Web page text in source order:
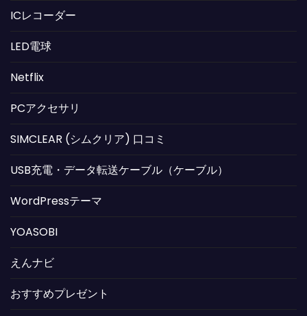
ICレコーダー
LED電球
Netflix
PCアクセサリ
SIMCLEAR (シムクリア) 口コミ
USB充電・データ転送ケーブル（ケーブル）
WordPressテーマ
YOASOBI
えんナビ
おすすめプレゼント